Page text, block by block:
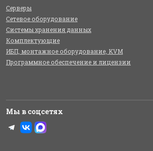
Серверы
Сетевое оборудование
Системы хранения данных
Комплектующие
ИБП, монтажное оборудование, KVM
Программное обеспечение и лицензии
Мы в соцсетях